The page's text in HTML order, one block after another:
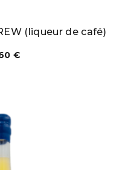
(liqueur de café)
€